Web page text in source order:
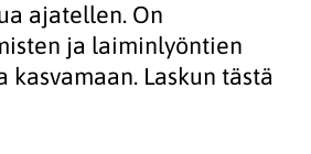
ajatellen. On
ja laiminlyöntien
Laskun tästä